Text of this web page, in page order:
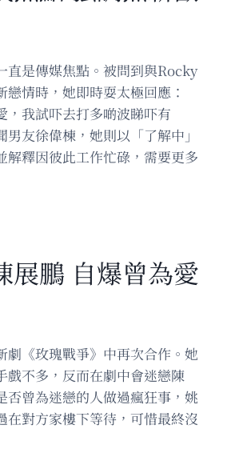
直是傳媒焦點。被問到與Rocky
情時，她即時耍太極回應：
，我試吓去打多啲波睇吓有
友徐偉棟，她則以「了解中」
解釋因彼此工作忙碌，需要更多
展鵬 自爆曾為愛
劇《玫瑰戰爭》中再次合作。她
戲不多，反而在劇中會迷戀陳
否曾為迷戀的人做過瘋狂事，姚
在對方家樓下等待，可惜最終沒